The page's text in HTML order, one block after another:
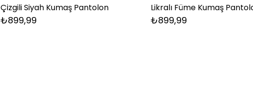
Çizgili Siyah Kumaş Pantolon
₺899,99
Likralı Füme Kumaş
₺899,99